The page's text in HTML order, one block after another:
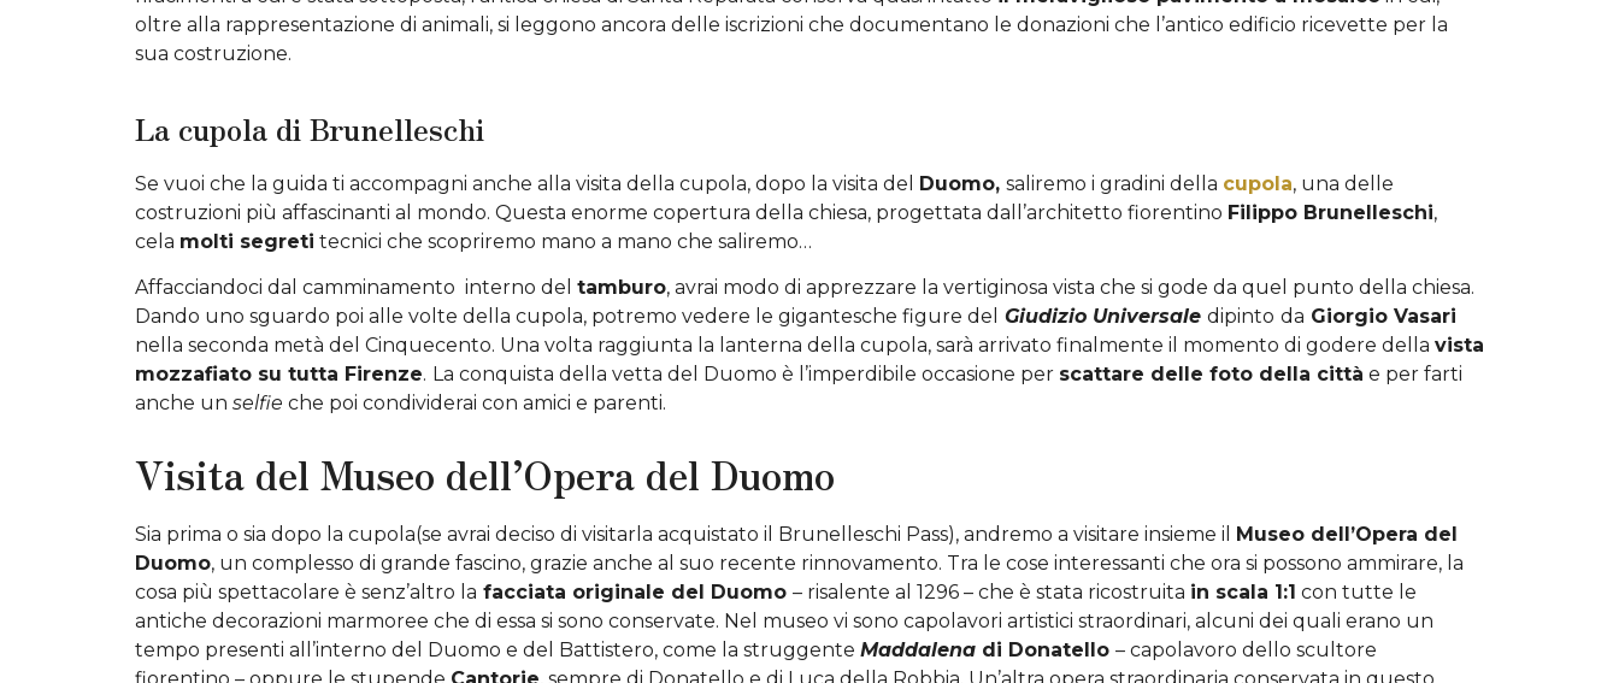
oltre alla rappresentazione di animali, si leggono ancora delle iscrizioni che documentano le donazioni che l’antico edificio ricevette per la
sua costruzione.
La cupola di Brunelleschi
Se vuoi che la guida ti accompagni anche alla visita della cupola, dopo la visita del Duomo, saliremo i gradini della cupola, una delle
costruzioni più affascinanti al mondo. Questa enorme copertura della chiesa, progettata dall’architetto fiorentino Filippo Brunelleschi,
cela molti segreti tecnici che scopriremo mano a mano che saliremo…
Affacciandoci dal camminamento interno del tamburo, avrai modo di apprezzare la vertiginosa vista che si gode da quel punto della chiesa.
Dando uno sguardo poi alle volte della cupola, potremo vedere le gigantesche figure del Giudizio Universale dipinto da Giorgio Vasari
nella seconda metà del Cinquecento. Una volta raggiunta la lanterna della cupola, sarà arrivato finalmente il momento di godere della vista
mozzafiato su tutta Firenze. La conquista della vetta del Duomo è l’imperdibile occasione per scattare delle foto della città e per farti
anche un selfie che poi condividerai con amici e parenti.
Visita del Museo dell’Opera del Duomo
Sia prima o sia dopo la cupola(se avrai deciso di visitarla acquistato il Brunelleschi Pass), andremo a visitare insieme il Museo dell’Opera del
Duomo, un complesso di grande fascino, grazie anche al suo recente rinnovamento. Tra le cose interessanti che ora si possono ammirare, la
cosa più spettacolare è senz’altro la facciata originale del Duomo – risalente al 1296 – che è stata ricostruita in scala 1:1 con tutte le
antiche decorazioni marmoree che di essa si sono conservate. Nel museo vi sono capolavori artistici straordinari, alcuni dei quali erano un
tempo presenti all’interno del Duomo e del Battistero, come la struggente Maddalena di Donatello – capolavoro dello scultore
fiorentino – oppure le stupende Cantorie, sempre di Donatello e di Luca della Robbia. Un’altra opera straordinaria conservata in questo